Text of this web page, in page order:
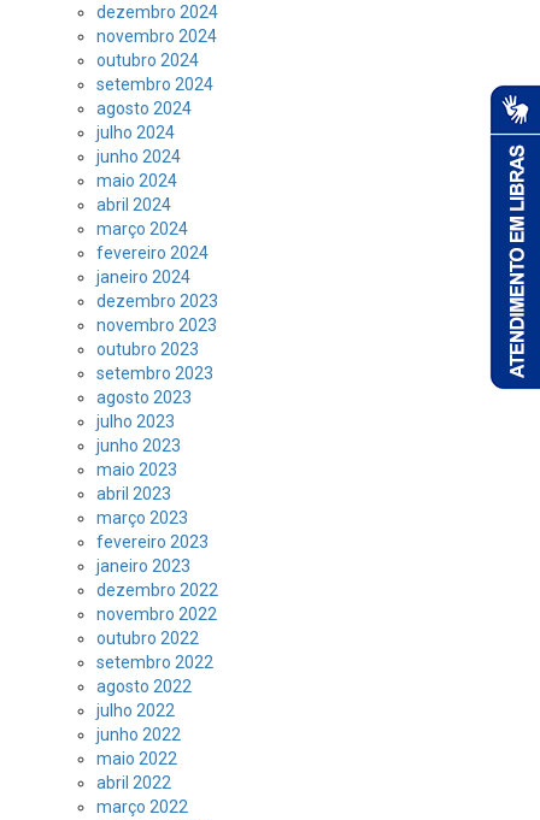
dezembro 2024
novembro 2024
outubro 2024
setembro 2024
agosto 2024
julho 2024
junho 2024
maio 2024
abril 2024
março 2024
fevereiro 2024
janeiro 2024
dezembro 2023
novembro 2023
outubro 2023
setembro 2023
agosto 2023
julho 2023
junho 2023
maio 2023
abril 2023
março 2023
fevereiro 2023
janeiro 2023
dezembro 2022
novembro 2022
outubro 2022
setembro 2022
agosto 2022
julho 2022
junho 2022
maio 2022
abril 2022
março 2022